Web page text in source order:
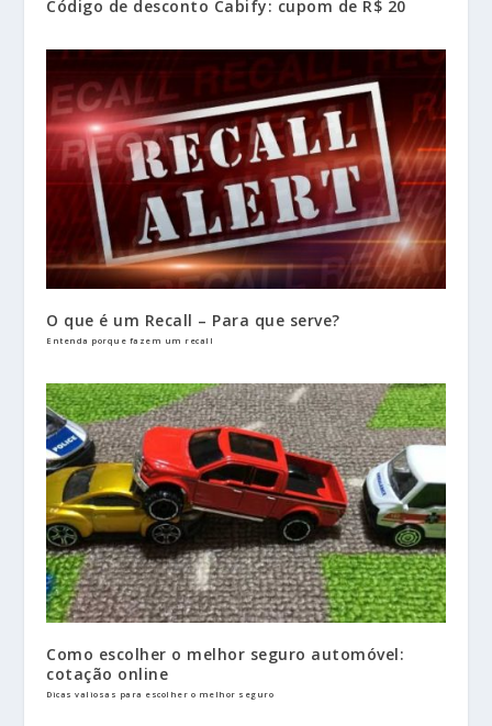
Código de desconto Cabify: cupom de R$ 20
O que é um Recall – Para que serve?
Entenda porque fazem um recall
Como escolher o melhor seguro automóvel:
cotação online
Dicas valiosas para escolher o melhor seguro